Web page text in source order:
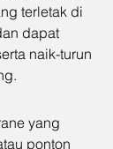
terletak di
dapat
naik-turun
yang
ponton